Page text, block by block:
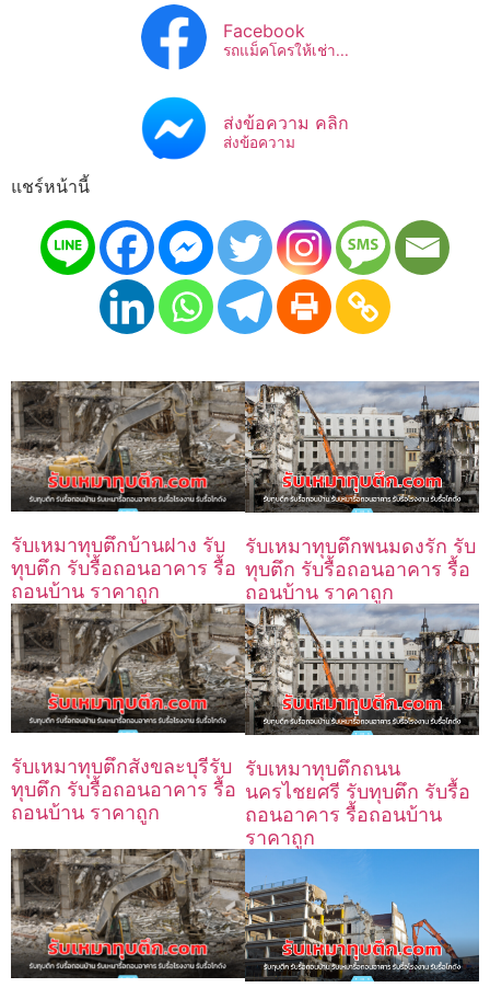
Facebook
รถแม็คโครให้เช่า...
ส่งข้อความ คลิก
ส่งข้อความ
แชร์หน้านี้
รับเหมาทุบตึกบ้านฝาง รับ
ทุบตึก รับรื้อถอนอาคาร รื้อ
ถอนบ้าน ราคาถูก
รับเหมาทุบตึกพนมดงรัก รับ
ทุบตึก รับรื้อถอนอาคาร รื้อ
ถอนบ้าน ราคาถูก
รับเหมาทุบตึกสังขละบุรีรับ
ทุบตึก รับรื้อถอนอาคาร รื้อ
ถอนบ้าน ราคาถูก
รับเหมาทุบตึกถนน
นครไชยศรี รับทุบตึก รับรื้อ
ถอนอาคาร รื้อถอนบ้าน
ราคาถูก